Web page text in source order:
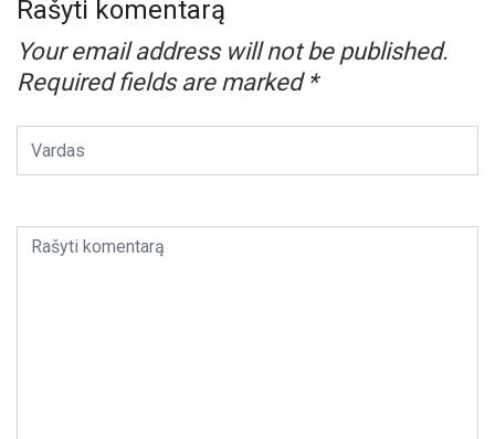
Rašyti komentarą
Your email address will not be published.
Required fields are marked *